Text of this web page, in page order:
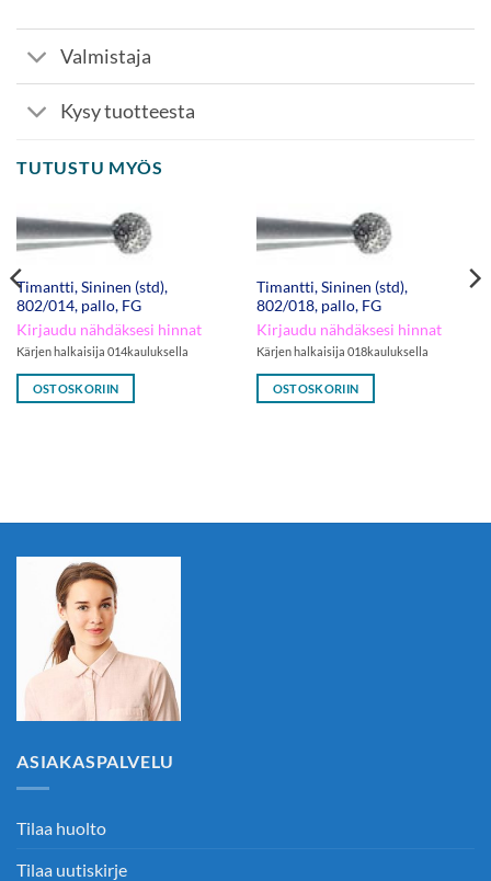
Valmistaja
Kysy tuotteesta
TUTUSTU MYÖS
Timantti, Sininen (std),
802/014, pallo, FG
Kirjaudu nähdäksesi hinnat
Kärjen halkaisija 014kauluksella
OSTOSKORIIN
Timantti, Sininen (std),
802/018, pallo, FG
Kirjaudu nähdäksesi hinnat
Kärjen halkaisija 018kauluksella
OSTOSKORIIN
ASIAKASPALVELU
Tilaa huolto
Tilaa uutiskirje